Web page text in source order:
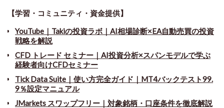
【学習・コミュニティ・資金提供】
YouTube｜Takiの投資ラボ｜AI相場診断×EA自動売買の投資
戦略を解説
CFD トレード セミナー ｜ AI投資分析×スパンモデルで学ぶ
経験者向けCFDセミナー
Tick Data Suite ｜ 使い方完全ガイド｜MT4バックテスト99.
9％設定マニュアル
JMarkets スワップフリー ｜ 対象銘柄・口座条件を徹底解説